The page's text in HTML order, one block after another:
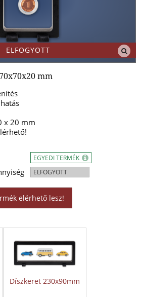
ELFOGYOTT
mm
x 20 mm
EGYEDI TERMÉK
ELFOGYOTT
elérhető lesz!
Díszkeret 230x90mm